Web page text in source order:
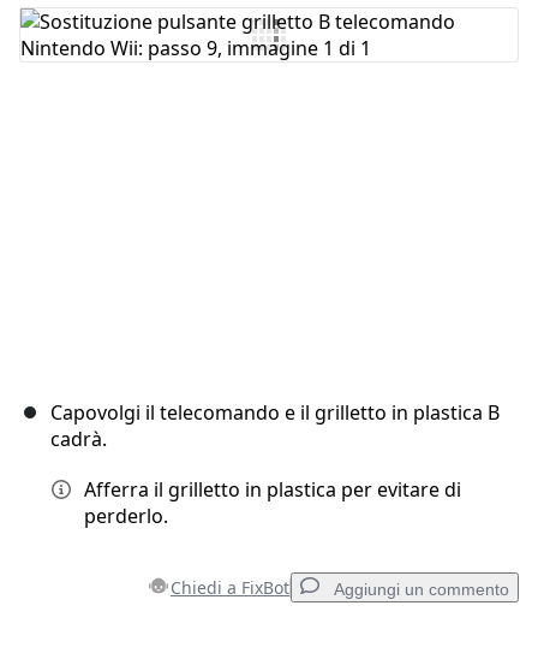
Aggiungi Commento
Capovolgi il telecomando e il grilletto in plastica B
cadrà.
Afferra il grilletto in plastica per evitare di
perderlo.
Chiedi a FixBot Aggiungi un commento